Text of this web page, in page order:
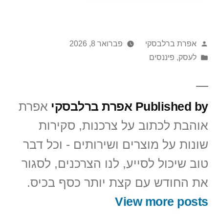
Posted
by
אפרת ברלבסקי
פברואר 8, 2026
Posted
לעסק, פיננסים
Published by אפרת ברלבסקי
אפרת
אוהבת לכתוב על צרכנות, סקירות
שונות על מוצרים ושירותים - וכל דבר
טוב שיכול לסייע, לנו הצרכנים, לסגור
את החודש עם קצת יותר כסף בכיס.
View more posts